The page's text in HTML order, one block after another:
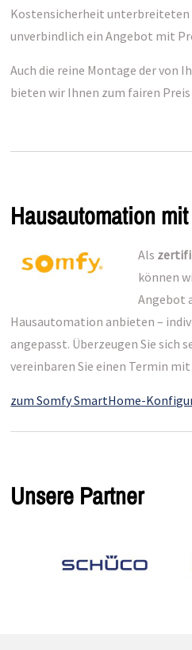
Kostensicherheit unterbreiteten
unverbindlich ein Angebot mit
Auch die reine Montage der von
bieten wir Ihnen zum fairen Preis
Hausautomation
Als
können
Angebot
Hausautomation anbieten –
angepasst. Überzeugen Sie sich
vereinbaren Sie einen Termin
zum Somfy SmartHome-
Unsere Partner